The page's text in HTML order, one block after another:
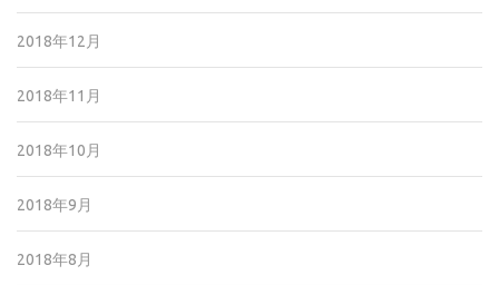
2018年12月
2018年11月
2018年10月
2018年9月
2018年8月